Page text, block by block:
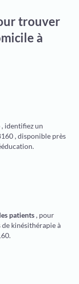
trouver
à
, identifiez un
, disponible près
patients, pour
kinésithérapie à